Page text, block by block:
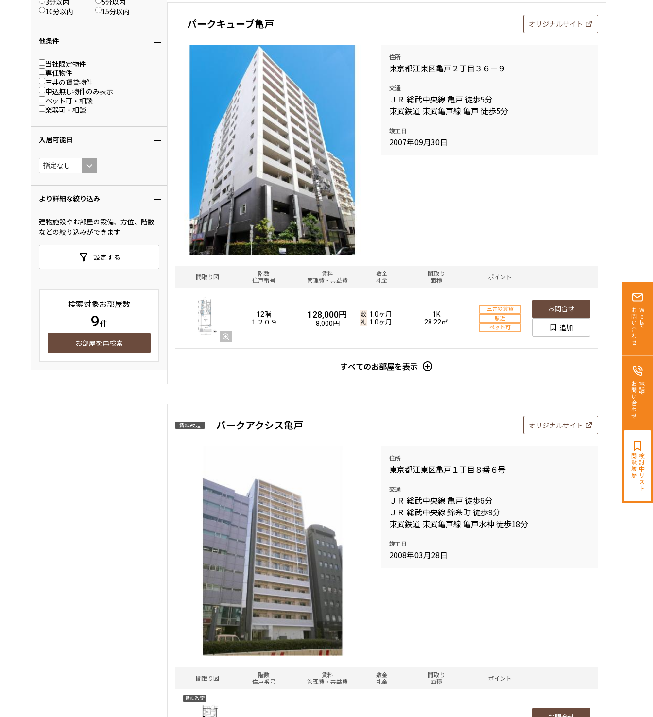
Webで
お問い合わせ
電話で
お問い合わせ
検討中リスト
閲覧履歴
3分以内
5分以内
10分以内
15分以内
他条件
当社限定物件
専任物件
三井の賃貸物件
申込無し物件のみ表示
ペット可・相談
楽器可・相談
入居可能日
より詳細な絞り込み
建物施設やお部屋の設備、方位、階数
などの絞り込みができます
設定する
検索対象お部屋数
9件
お部屋を再検索
パークキューブ亀戸 オリジナルサイト
住所
東京都江東区亀戸２丁目３６－９
交通
ＪＲ 総武中央線 亀戸 徒歩5分
東武鉄道 東武亀戸線 亀戸 徒歩5分
竣工日
2007年09月30日
間取り図
階数
住戸番号
賃料
管理費・共益費
敷金
礼金
間取り
面積
ポイント
12階
１２０９
128,000円
8,000円
1.0ヶ月
1.0ヶ月
1K
28.22㎡
三井の賃貸
駅近
ペット可
お問合せ
追加
すべてのお部屋を表示
賃料改定 パークアクシス亀戸 オリジナルサイト
住所
東京都江東区亀戸１丁目８番６号
交通
ＪＲ 総武中央線 亀戸 徒歩6分
ＪＲ 総武中央線 錦糸町 徒歩9分
東武鉄道 東武亀戸線 亀戸水神 徒歩18分
竣工日
2008年03月28日
間取り図
階数
住戸番号
賃料
管理費・共益費
敷金
礼金
間取り
面積
ポイント
賃料改定